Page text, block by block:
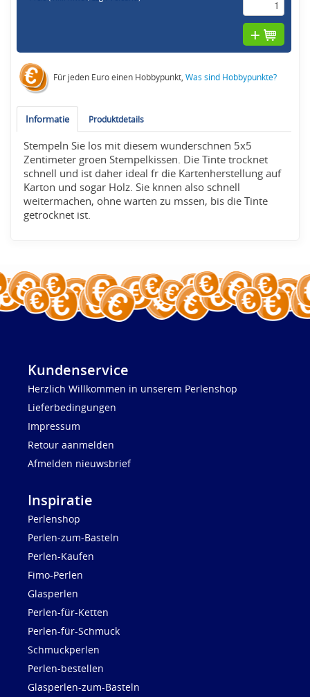
Für jeden Euro einen Hobbypunkt,Was sind Hobbypunkte?
Informatie Produktdetails
Stempeln Sie los mit diesem wunderschnen 5x5
Zentimeter groen Stempelkissen. Die Tinte trocknet
schnell und ist daher ideal fr die Kartenherstellung auf
Karton und sogar Holz. Sie knnen also schnell
weitermachen, ohne warten zu mssen, bis die Tinte
getrocknet ist.
Kundenservice
Herzlich Willkommen in unserem Perlenshop
Lieferbedingungen
Impressum
Retour aanmelden
Afmelden nieuwsbrief
Inspiratie
Perlenshop
Perlen-zum-Basteln
Perlen-Kaufen
Fimo-Perlen
Glasperlen
Perlen-für-Ketten
Perlen-für-Schmuck
Schmuckperlen
Perlen-bestellen
Glasperlen-zum-Basteln